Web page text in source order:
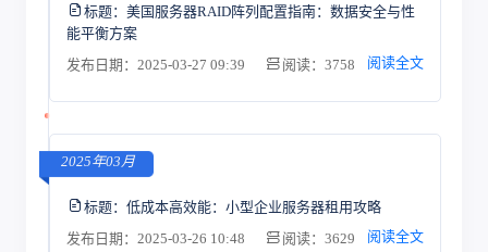
标题： 美国服务器RAID阵列配置指南：数据安全与性
能平衡方案
发布日期：2025-03-27 09:39
阅读：3758 阅读全文
2025年03月
标题： 低成本高效能：小型企业服务器租用攻略
发布日期：2025-03-26 10:48
阅读：3629 阅读全文